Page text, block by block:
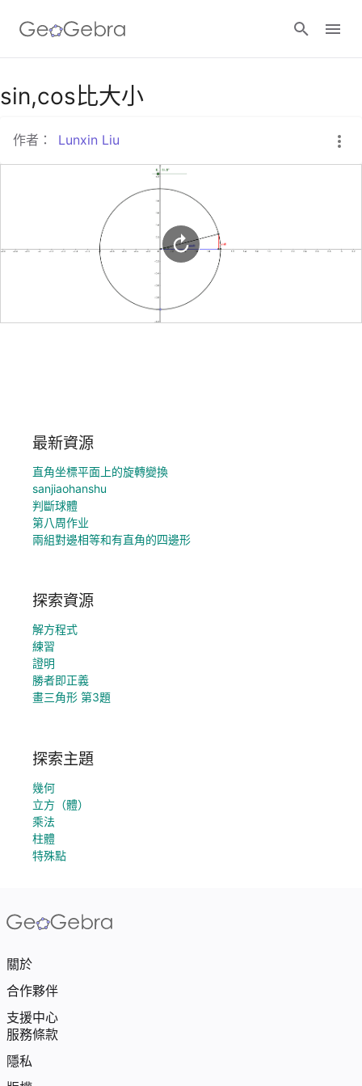
Google Classroom
GeoGebra Classroom
sin,cos比大小
作者： Lunxin Liu
最新資源
直角坐標平面上的旋轉變換
sanjiaohanshu
判斷球體
第八周作业
兩組對邊相等和有直角的四邊形
探索資源
解方程式
練習
證明
勝者即正義
畫三角形 第3題
探索主題
幾何
立方（體）
乘法
柱體
特殊點
關於
合作夥伴
支援中心
服務條款
隱私